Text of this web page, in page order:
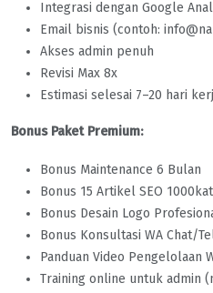
Integrasi dengan Google
Email bisnis (contoh:
Akses admin penuh
Revisi Max 8x
Estimasi selesai 7–20 hari
Bonus Paket Premium:
Bonus Maintenance 6 Bulan
Bonus 15 Artikel SEO
Bonus Desain Logo
Bonus Konsultasi WA Chat/
Panduan Video Pengelolaan
Training online untuk admin